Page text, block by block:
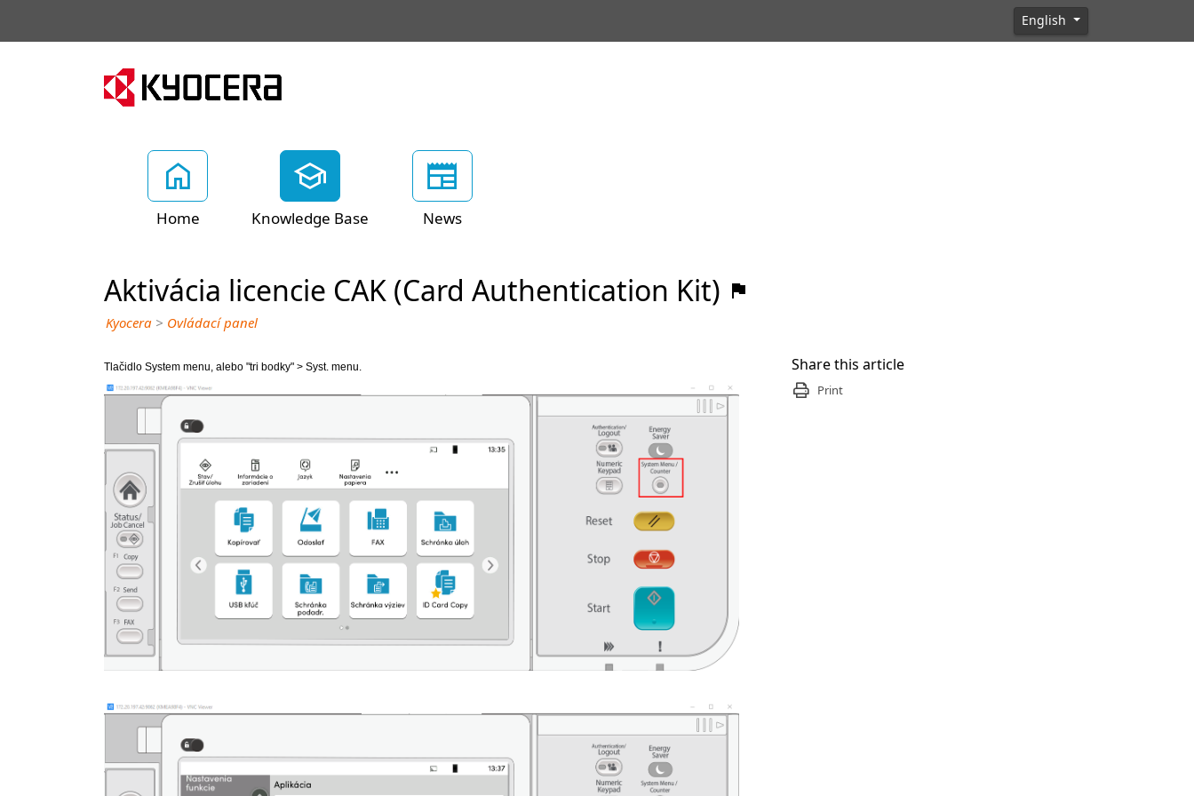
English
Home Knowledge Base News
Aktivácia licencie CAK (Card Authentication Kit)
Kyocera > Ovládací panel
Tlačidlo System menu, alebo "tri bodky" > Syst. menu. Share this article
Print